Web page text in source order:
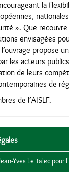
la
». Que
envisagées
propose
les acteurs
de leurs
de
de l’AISLF.
Yves Le Talec pour